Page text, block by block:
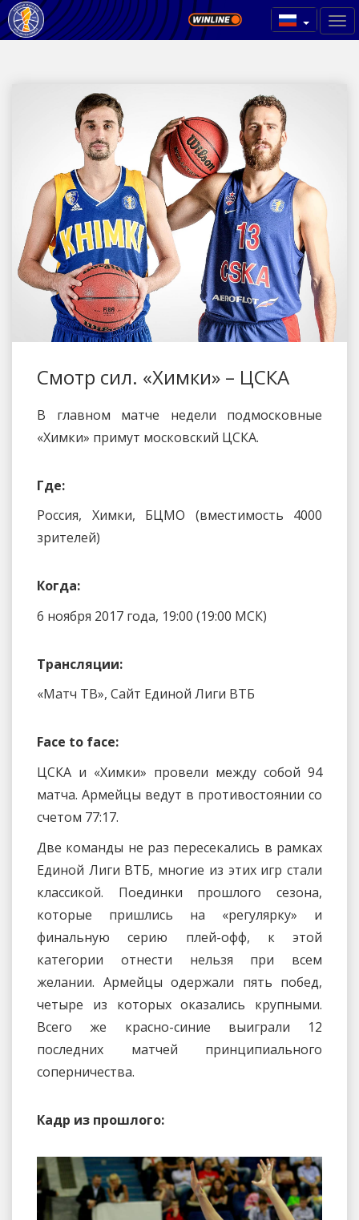
Смотр сил. «Химки» – ЦСКА
В главном матче недели подмосковные
«Химки» примут московский ЦСКА.
Где:
Россия, Химки, БЦМО (вместимость 4000
зрителей)
Когда:
6 ноября 2017 года, 19:00 (19:00 МСК)
Трансляции:
«Матч ТВ», Сайт Единой Лиги ВТБ
Face to face:
ЦСКА и «Химки» провели между собой 94
матча. Армейцы ведут в противостоянии со
счетом 77:17.
Две команды не раз пересекались в рамках
Единой Лиги ВТБ, многие из этих игр стали
классикой. Поединки прошлого сезона,
которые пришлись на «регулярку» и
финальную серию плей-офф, к этой
категории отнести нельзя при всем
желании. Армейцы одержали пять побед,
четыре из которых оказались крупными.
Всего же красно-синие выиграли 12
последних матчей принципиального
соперничества.
Кадр из прошлого: